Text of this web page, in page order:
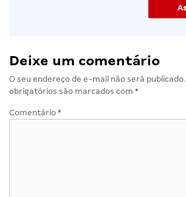
Deixe um comentário
O seu endereço de e-mail não será publicado.
obrigatórios são marcados com *
Comentário *